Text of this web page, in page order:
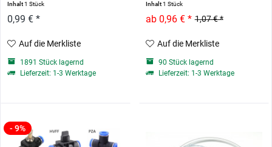
Inhalt1 Stück
0,99 € *
Auf die Merkliste
1891 Stück lagernd
Lieferzeit: 1-3 Werktage
Inhalt1 Stück
1,07 € *
ab 0,96 € *
Auf die Merkliste
90 Stück lagernd
Lieferzeit: 1-3 Werktage
- 9%